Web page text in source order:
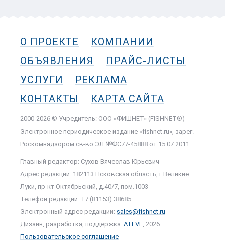
О ПРОЕКТЕ
КОМПАНИИ
ОБЪЯВЛЕНИЯ
ПРАЙС-ЛИСТЫ
УСЛУГИ
РЕКЛАМА
КОНТАКТЫ
КАРТА САЙТА
2000-2026 © Учредитель: ООО «ФИШНЕТ» (FISHNET®)
Электронное периодическое издание «fishnet.ru», зарег.
Роскомнадзором cв-во ЭЛ №ФС77-45888 от 15.07.2011
Главный редактор: Сухов Вячеслав Юрьевич
Адрес редакции: 182113 Псковская область, г.Великие
Луки, пр-кт Октябрьский, д.40/7, пом.1003
Телефон редакции: +7 (81153) 38685
Электронный адрес редакции: sales@fishnet.ru
Дизайн, разработка, поддержка: ATEVE , 2026.
Пользовательское соглашение